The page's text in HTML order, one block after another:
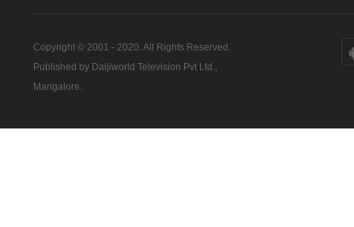
Copyright © 2001 - 2020. All Rights Reserved.
Published by Daijiworld Television Pvt Ltd.,
Mangalore.